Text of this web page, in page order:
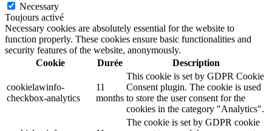
Necessary
Toujours activé
Necessary cookies are absolutely essential for the website to
function properly. These cookies ensure basic functionalities and
security features of the website, anonymously.
Cookie
Durée Description
cookielawinfo-
checkbox-analytics
11
months
This cookie is set by GDPR Cookie
Consent plugin. The cookie is used
to store the user consent for the
cookies in the category "Analytics".
The cookie is set by GDPR cookie